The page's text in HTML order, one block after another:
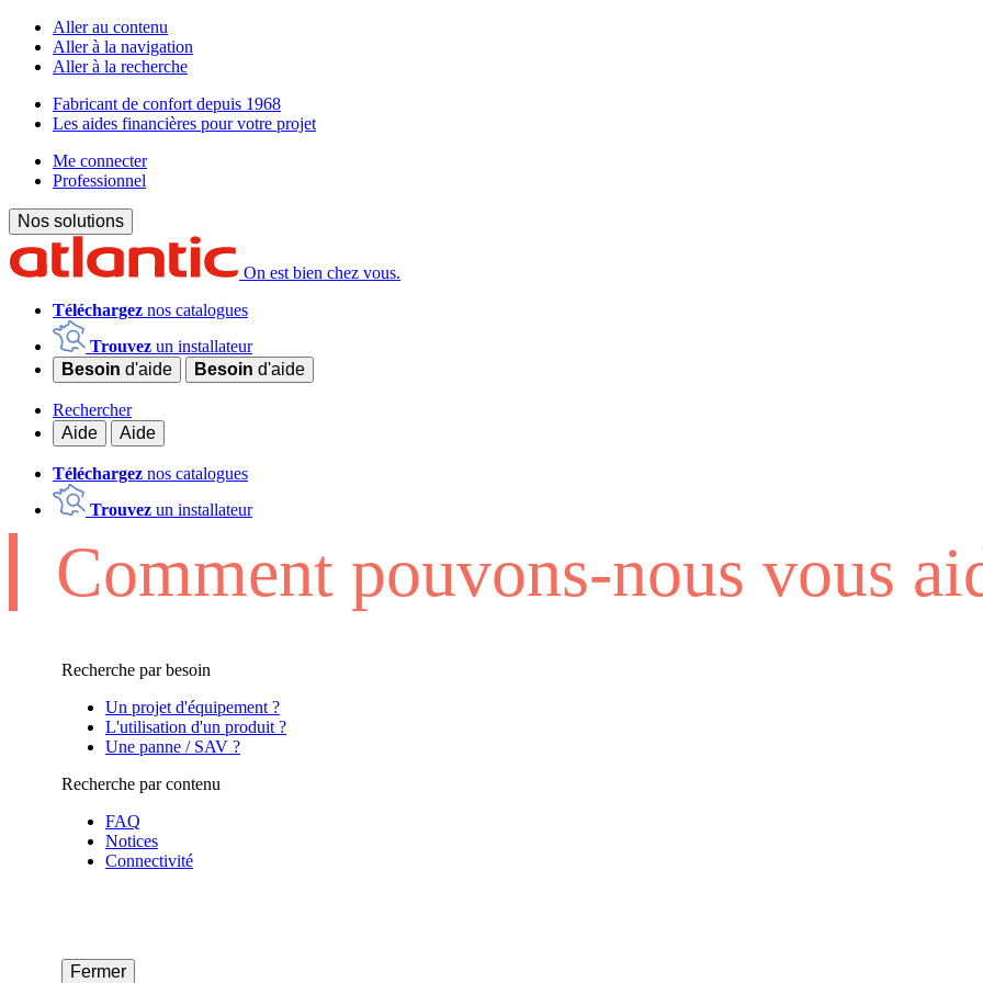
Aller au contenu
Aller à la navigation
Aller à la recherche
Fabricant de confort depuis 1968
Les aides financières pour votre projet
Me connecter
Professionnel
Nos solutions
On est bien chez vous.
Téléchargez nos catalogues
Trouvez un installateur
Besoin d'aide Besoin d'aide
Rechercher
Aide
Aide
Téléchargez nos catalogues
Trouvez un installateur
Comment pouvons-nous vous
Recherche par besoin
Un projet d'équipement ?
L'utilisation d'un produit ?
Une panne / SAV ?
Recherche par contenu
FAQ
Notices
Connectivité
Fermer